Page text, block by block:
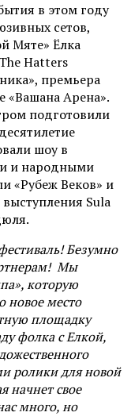
в этом году
сетов,
Мяте» Ёлка
Hatters
премьера
«Вашана Арена».
подготовили
шоу в
и народными
«Рубеж Веков» и
Sula
Безумно
Мы
которую
новое место
площадку
фолка с Елкой,
ролики для новой
начнет свое
много, но